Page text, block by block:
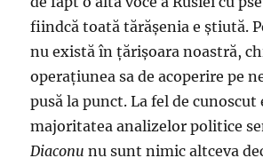
fiindcă toată tărăşenia e ştiută.
nu există în ţărişoara noastră,
operaţiunea sa de acoperire pe
pusă la punct. La fel de cunoscut
majoritatea analizelor politice
Diaconu nu sunt nimic altceva